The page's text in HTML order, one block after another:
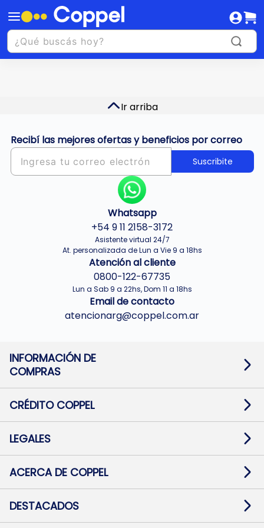
Ir arriba
Recibí las mejores ofertas y beneficios por correo
Suscribite
Whatsapp
+54 9 11 2158-3172
Asistente virtual 24/7
At. personalizada de Lun a Vie 9 a 18hs
Atención al cliente
0800-122-67735
Lun a Sab 9 a 22hs, Dom 11 a 18hs
Email de contacto
atencionarg@coppel.com.ar
INFORMACIÓN DE
COMPRAS
Términos y condiciones
Botón de arrepentimiento
Mapa de sitio
CRÉDITO COPPEL
Solicitar Crédito
Medios de Pago
Pago Fácil Online
LEGALES
Baja contratos
Defensa al consumidor CABA
ACERCA DE COPPEL
Trabajá con Nosotros
Preguntas Frecuentes
DESTACADOS